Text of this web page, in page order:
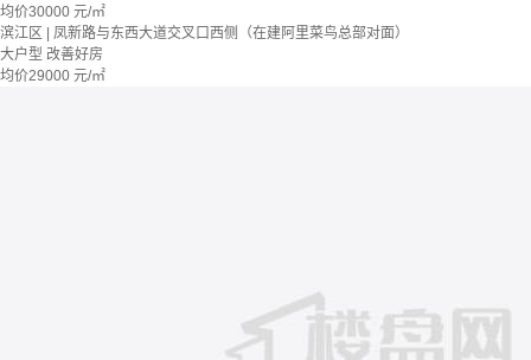
均价30000 元/㎡
滨江区 | 凤新路与东西大道交叉口西侧（在建阿里菜鸟总部对面）
大户型 改善好房
均价29000 元/㎡